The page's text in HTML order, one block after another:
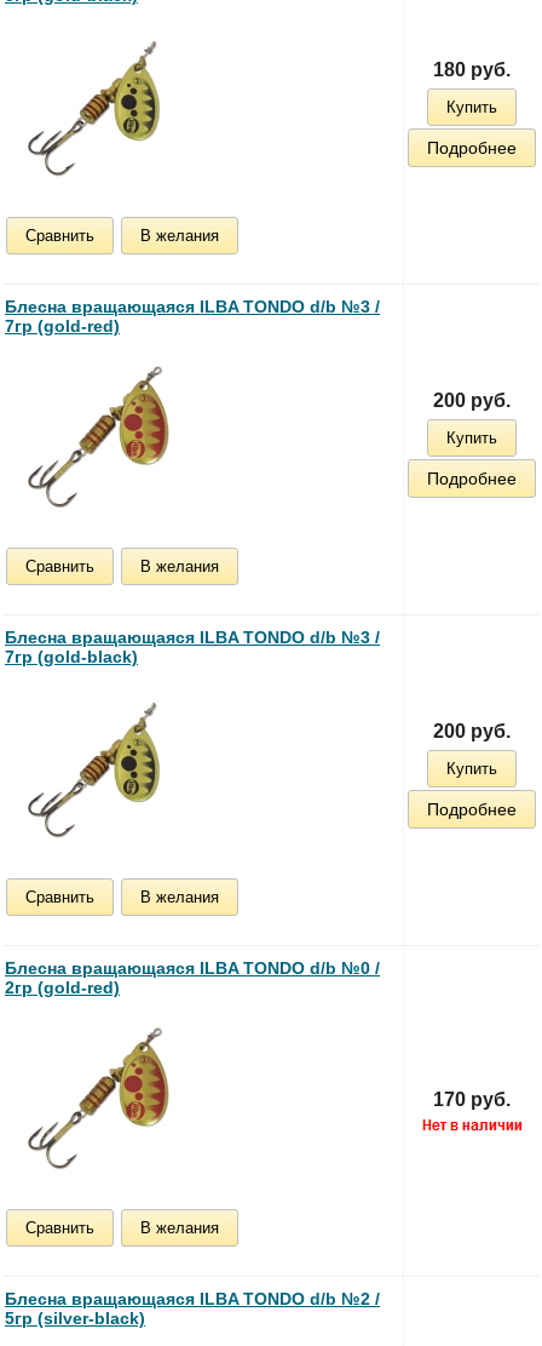
Сравнить В желания
180 руб.
Купить
Подробнее
Блесна вращающаяся ILBA TONDO d/b №3 /
7гр (gold-red)
Сравнить В желания
200 руб.
Купить
Подробнее
Блесна вращающаяся ILBA TONDO d/b №3 /
7гр (gold-black)
Сравнить В желания
200 руб.
Купить
Подробнее
Блесна вращающаяся ILBA TONDO d/b №0 /
2гр (gold-red)
Сравнить В желания
170 руб.
Блесна вращающаяся ILBA TONDO d/b №2 /
5гр (silver-black)